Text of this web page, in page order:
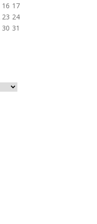
16 17
23 24
30 31